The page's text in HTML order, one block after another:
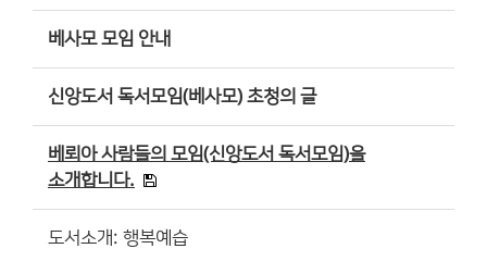
베사모 모임 안내
신앙도서 독서모임(베사모) 초청의 글
베뢰아 사람들의 모임(신앙도서 독서모임)을
소개합니다.
도서소개: 행복예습